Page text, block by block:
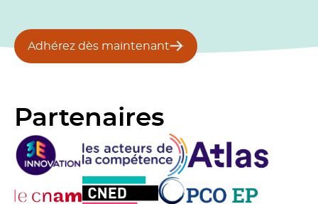
Adhérez dès maintenant
Partenaires